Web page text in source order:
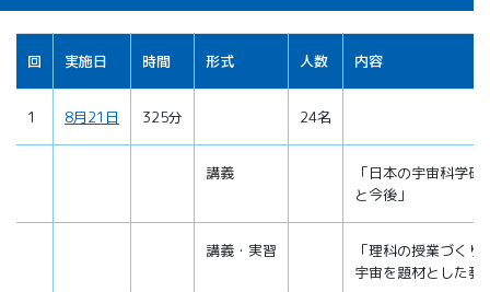
回 実施日 時間 形式 人数 内容
1 8月21日 325分 24名
講義
「日本の宇宙科学研
と今後」
講義・実習
「理科の授業づくり
宇宙を題材とした教